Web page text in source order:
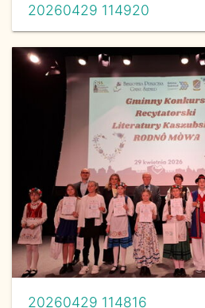
20260429 114920
20260429 114816